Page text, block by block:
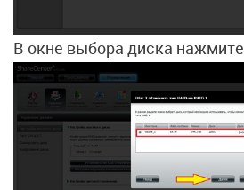
В окне выбора диска нажмите